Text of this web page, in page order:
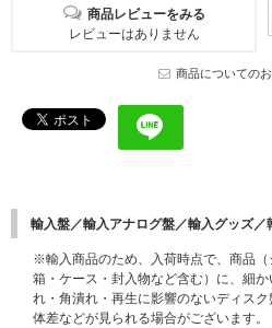
商品レビューをみる
レビューはありません
商品についての
輸入盤／輸入アナログ盤／輸入グッズ
※輸入商品のため、入荷時点で、商品
箱・ケース・封入物など含む）に、細
れ・角潰れ・再生に影響のないディス
体差などが見られる場合がございます。